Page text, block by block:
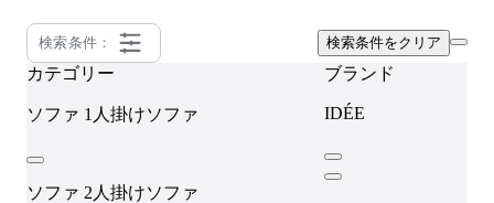
検索条件： 検索条件をクリア
カテゴリー
ソファ 1人掛けソファ
ソファ 2人掛けソファ
ブランド
IDÉE